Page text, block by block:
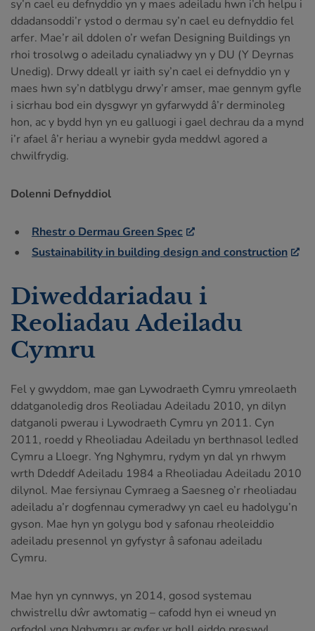
sy’n cael eu defnyddio yn y maes adeiladu hwn i’ch helpu i
ddadansoddi’r ystod o dermau sy’n cael eu defnyddio fel
arfer. Mae’r ail ddolen o’r wefan Designing Buildings yn
rhoi trosolwg o adeiladu cynaliadwy yn y DU (Y Deyrnas
Unedig). Drwy ddeall yr iaith sy’n cael ei defnyddio yn y
maes hwn sy’n datblygu drwy’r amser, mae gennym gyfle
i sicrhau bod ein dysgwyr yn gyfarwydd â’r derminoleg
hon, ac y bydd hyn yn eu galluogi i gael dechrau da a mynd
i’r afael â’r heriau a wynebir gyda meddwl agored a
chwilfrydig.
Dolenni Defnyddiol
Rhestr o Dermau Green Spec
Sustainability in building design and construction
Diweddariadau i
Reoliadau Adeiladu
Cymru
Fel y gwyddom, mae gan Lywodraeth Cymru ymreolaeth
ddatganoledig dros Reoliadau Adeiladu 2010, yn dilyn
datganoli pwerau i Lywodraeth Cymru yn 2011. Cyn
2011, roedd y Rheoliadau Adeiladu yn berthnasol ledled
Cymru a Lloegr. Yng Nghymru, rydym yn dal yn rhwym
wrth Ddeddf Adeiladu 1984 a Rheoliadau Adeiladu 2010
dilynol. Mae fersiynau Cymraeg a Saesneg o’r rheoliadau
adeiladu a’r dogfennau cymeradwy yn cael eu hadolygu’n
gyson. Mae hyn yn golygu bod y safonau rheoleiddio
adeiladu presennol yn gyfystyr â safonau adeiladu
Cymru.
Mae hyn yn cynnwys, yn 2014, gosod systemau
chwistrellu dŵr awtomatig – cafodd hyn ei wneud yn